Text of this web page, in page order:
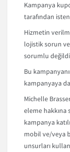
Kampanya
tarafından
Hizmetin
lojistik sorun
sorumlu
Bu
kampanyaya
Michelle
eleme
kampanya
mobil ve/veya
unsurları